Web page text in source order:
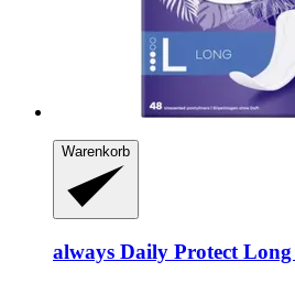
Warenkorb
always Daily Protect